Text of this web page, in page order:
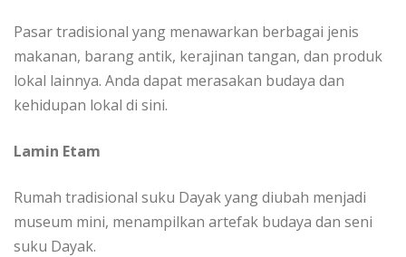
Pasar tradisional yang menawarkan berbagai jenis
makanan, barang antik, kerajinan tangan, dan produk
lokal lainnya. Anda dapat merasakan budaya dan
kehidupan lokal di sini.
Lamin Etam
Rumah tradisional suku Dayak yang diubah menjadi
museum mini, menampilkan artefak budaya dan seni
suku Dayak.